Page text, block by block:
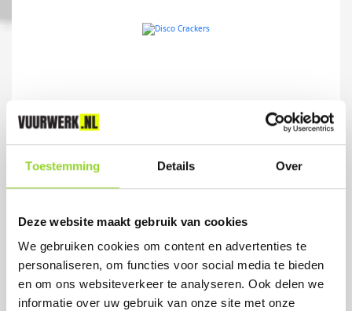
Toestemming Details Over
Deze website maakt gebruik van cookies
We gebruiken cookies om content en advertenties te
personaliseren, om functies voor social media te bieden
en om ons websiteverkeer te analyseren. Ook delen we
informatie over uw gebruik van onze site met onze
DISCO CRACKERS
24 Disco Crackers
Artikelnummer: 1151
€ 4,99